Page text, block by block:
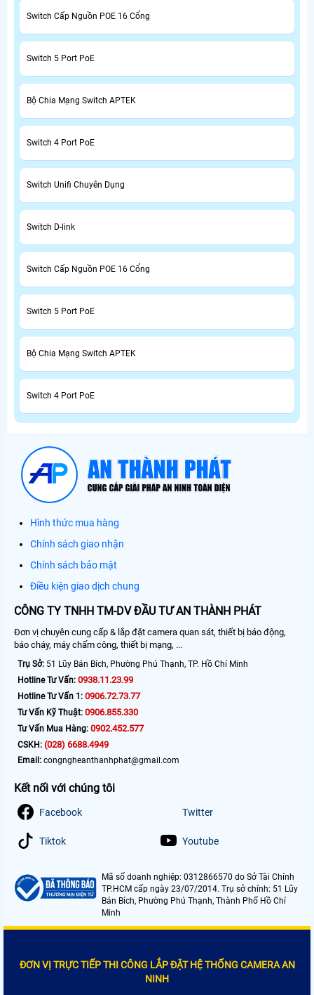
Switch Cấp Nguồn POE 16 Cổng
Switch 5 Port PoE
Bộ Chia Mạng Switch APTEK
Switch 4 Port PoE
Switch Unifi Chuyên Dụng
Switch D-link
Switch Cấp Nguồn POE 16 Cổng
Switch 5 Port PoE
Bộ Chia Mạng Switch APTEK
Switch 4 Port PoE
Hình thức mua hàng
Chính sách giao nhận
Chính sách bảo mật
Điều kiện giao dịch chung
CÔNG TY TNHH TM-DV ĐẦU TƯ AN THÀNH PHÁT
Đơn vị chuyên cung cấp & lắp đặt camera quan sát, thiết bị báo động,
báo cháy, máy chấm công, thiết bị mạng, ...
Trụ Sở: 51 Lũy Bán Bích, Phường Phú Thạnh, TP. Hồ Chí Minh
Hotline Tư Vấn: 0938.11.23.99
Hotline Tư Vấn 1: 0906.72.73.77
Tư Vấn Kỹ Thuật: 0906.855.330
Tư Vấn Mua Hàng: 0902.452.577
CSKH: (028) 6688.4949
Email: congngheanthanhphat@gmail.com
Kết nối với chúng tôi
Facebook Twitter
Tiktok Youtube
Mã số doanh nghiệp: 0312866570 do Sở Tài Chính
TP.HCM cấp ngày 23/07/2014. Trụ sở chính: 51 Lũy
Bán Bích, Phường Phú Thạnh, Thành Phố Hồ Chí
Minh
ĐƠN VỊ TRỰC TIẾP THI CÔNG LẮP ĐẶT HỆ THỐNG CAMERA AN
NINH